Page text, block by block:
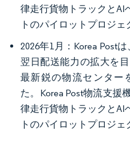
律走行貨物トラックとAI
トのパイロットプロジェ
2026年1月：Korea Post
翌日配送能力の拡大を
最新鋭の物流センター
た。Korea Post物流支援
律走行貨物トラックとAI
トのパイロットプロジェ